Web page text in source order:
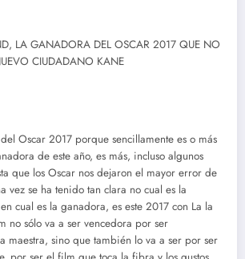
LA GANADORA DEL OSCAR 2017 QUE NO
CIUDADANO KANE
Oscar 2017 porque sencillamente es o más
de este año, es más, incluso algunos
que los Oscar nos dejaron el mayor error de
vez se ha tenido tan clara no cual es la
cual es la ganadora, es este 2017 con La la
no sólo va a ser vencedora por ser
maestra, sino que también lo va a ser por ser